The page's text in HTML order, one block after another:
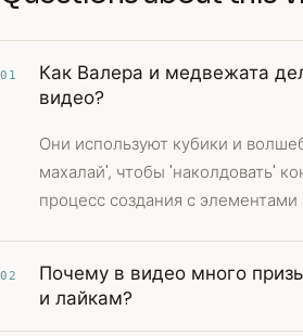
01
Как Валера и медвежата
видео?
Они используют кубики и
махалай', чтобы 'наколдовать'
процесс создания с элементами
02
Почему в видео много
и лайкам?